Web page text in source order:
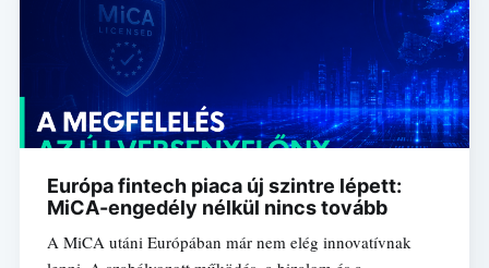
Európa fintech piaca új szintre lépett:
MiCA-engedély nélkül nincs tovább
A MiCA utáni Európában már nem elég innovatívnak